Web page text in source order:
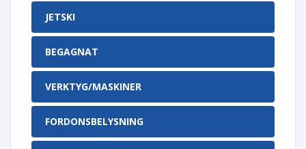
JETSKI
BEGAGNAT
VERKTYG/MASKINER
FORDONSBELYSNING